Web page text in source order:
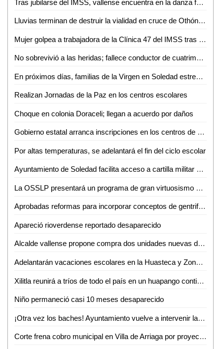
Tras jubilarse del IMSS, vallense encuentra en la danza folclórica una nueva forma de vida
Lluvias terminan de destruir la vialidad en cruce de Othón y Vicente C. Salazar
Mujer golpea a trabajadora de la Clínica 47 del IMSS tras discusión por consulta médica
No sobrevivió a las heridas; fallece conductor de cuatrimoto accidentado en Aquismón
En próximos días, familias de la Virgen en Soledad estrenarán consultorio, purificadora y parque urbano
Realizan Jornadas de la Paz en los centros escolares
Choque en colonia Doraceli; llegan a acuerdo por daños
Gobierno estatal arranca inscripciones en los centros de desarrollo infantil
Por altas temperaturas, se adelantará el fin del ciclo escolar
Ayuntamiento de Soledad facilita acceso a cartilla militar con jornadas en planteles educativos
La OSSLP presentará un programa de gran virtuosismo y tradición musical en el teatro de la paz
Aprobadas reformas para incorporar conceptos de gentrificación y vivienda asequible
Apareció rioverdense reportado desaparecido
Alcalde vallense propone compra dos unidades nuevas de recolección de basura
Adelantarán vacaciones escolares en la Huasteca y Zona Media por altas temperaturas
Xilitla reunirá a tríos de todo el país en un huapango continuo para lograr un Récord Guinness
Niño permaneció casi 10 meses desaparecido
¡Otra vez los baches! Ayuntamiento vuelve a intervenir la avenida Ejército Mexicano
Corte frena cobro municipal en Villa de Arriaga por proyectos federales